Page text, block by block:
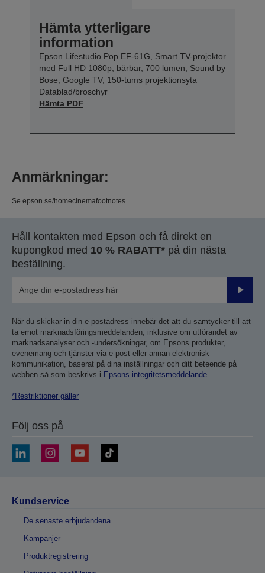
Hämta ytterligare
information
Epson Lifestudio Pop EF-61G, Smart TV-projektor
med Full HD 1080p, bärbar, 700 lumen, Sound by
Bose, Google TV, 150-tums projektionsyta
Datablad/broschyr
Hämta PDF
Anmärkningar:
Se epson.se/homecinemafootnotes
Håll kontakten med Epson och få direkt en
kupongkod med 10 % RABATT* på din nästa
beställning.
Skicka
När du skickar in din e-postadress innebär det att du samtycker till att
ta emot marknadsföringsmeddelanden, inklusive om utförandet av
marknadsanalyser och -undersökningar, om Epsons produkter,
evenemang och tjänster via e-post eller annan elektronisk
kommunikation, baserat på dina inställningar och ditt beteende på
webben så som beskrivs i Epsons integritetsmeddelande
*Restriktioner gäller
Följ oss på
Kundservice
De senaste erbjudandena
Kampanjer
Produktregistrering